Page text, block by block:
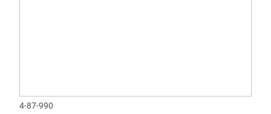
4-87-990